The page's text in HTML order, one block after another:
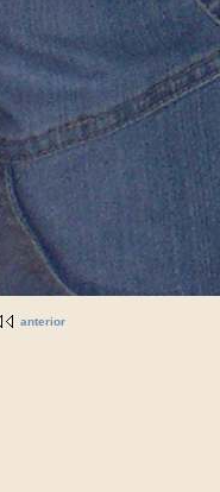
anterior